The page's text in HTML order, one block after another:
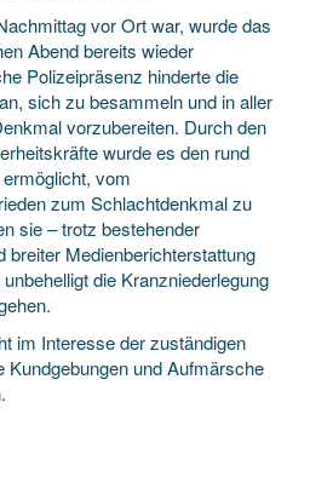
vor Ort war, wurde das
Abend bereits wieder
Polizeipräsenz hinderte die
sich zu besammeln und in aller
vorzubereiten. Durch den
wurde es den rund
vom
zum Schlachtdenkmal zu
sie – trotz bestehender
breiter Medienberichterstattung
die Kranzniederlegung
im Interesse der zuständigen
Kundgebungen und Aufmärsche